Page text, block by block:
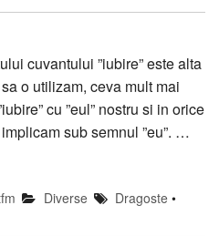
cuvantului ”iubire” este alta
o utilizam, ceva mult mai
cu ”eul” nostru si in orice
sub semnul ”eu”. …
Diverse Dragoste•